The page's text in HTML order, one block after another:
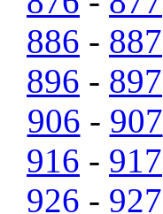
886 - 887
896 - 897
906 - 907
916 - 917
926 - 927